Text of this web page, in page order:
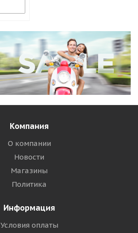
Компания
О компании
Новости
Магазины
Политика
Информация
Условия оплаты